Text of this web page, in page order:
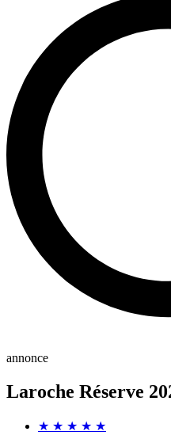
annonce
Laroche Réserve
★ ★ ★ ★ ★